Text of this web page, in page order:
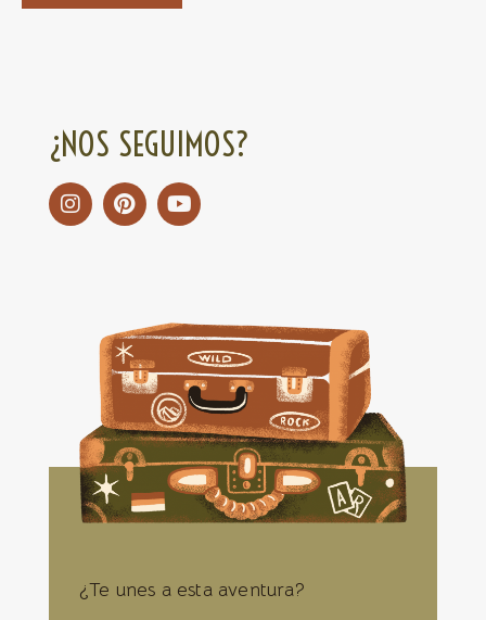
¿NOS SEGUIMOS?
¿Te unes a esta aventura?